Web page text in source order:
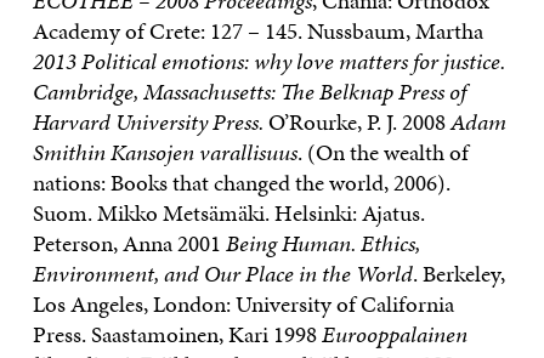
Academy of Crete: 127 – 145. Nussbaum, Martha
2013 Political emotions: why love matters for justice.
Cambridge, Massachusetts: The Belknap Press of
Harvard University Press.O’Rourke, P. J. 2008Adam
Smithin Kansojen varallisuus. (On the wealth of
nations: Books that changed the world, 2006).
Suom. Mikko Metsämäki. Helsinki: Ajatus.
Peterson, Anna 2001Being Human. Ethics,
Environment, and Our Place in the World. Berkeley,
Los Angeles, London: University of California
Press. Saastamoinen, Kari 1998Eurooppalainen